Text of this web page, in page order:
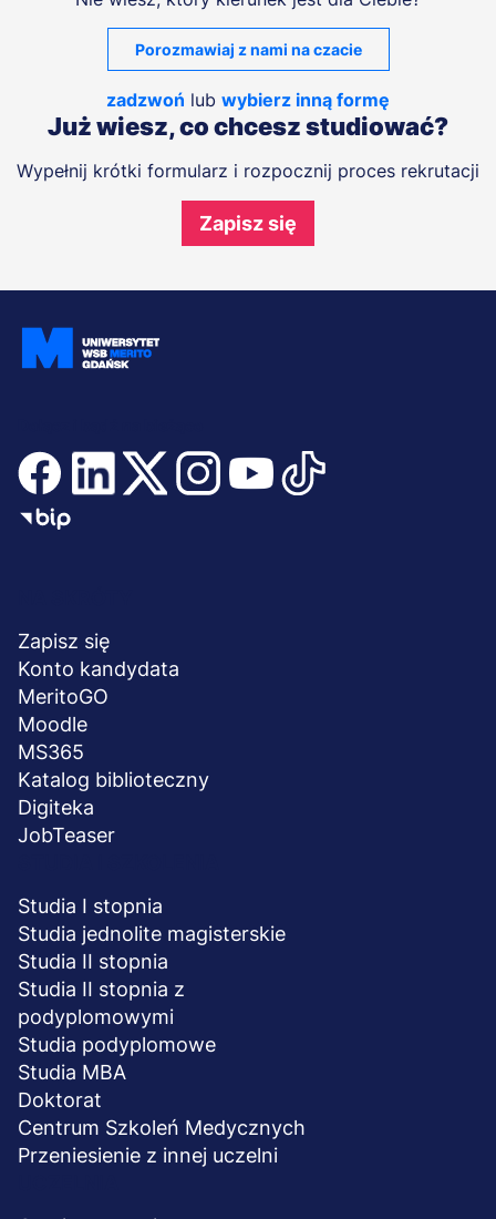
Porozmawiaj z nami na czacie
zadzwoń lub wybierz inną formę
Już wiesz, co chcesz studiować?
Wypełnij krótki formularz i rozpocznij proces rekrutacji
Zapisz się
stopka
Zapisz się
Konto kandydata
MeritoGO
Moodle
MS365
Katalog biblioteczny
Digiteka
JobTeaser
Studia I stopnia
Studia jednolite magisterskie
Studia II stopnia
Studia II stopnia z
podyplomowymi
Studia podyplomowe
Studia MBA
Doktorat
Centrum Szkoleń Medycznych
Przeniesienie z innej uczelni